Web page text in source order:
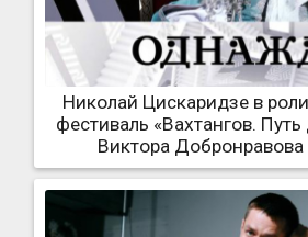
Николай Цискаридзе в
фестиваль «Вахтангов.
Виктора